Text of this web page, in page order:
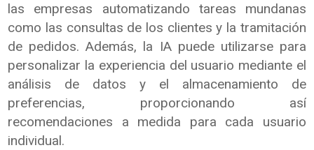
las empresas automatizando tareas mundanas
como las consultas de los clientes y la tramitación
de pedidos. Además, la IA puede utilizarse para
personalizar la experiencia del usuario mediante el
análisis de datos y el almacenamiento de
preferencias, proporcionando así
recomendaciones a medida para cada usuario
individual.